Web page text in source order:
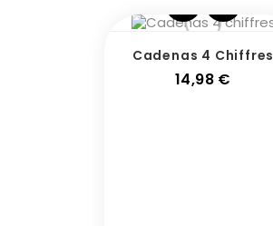
Cadenas 4 Chiffres
14,98 €